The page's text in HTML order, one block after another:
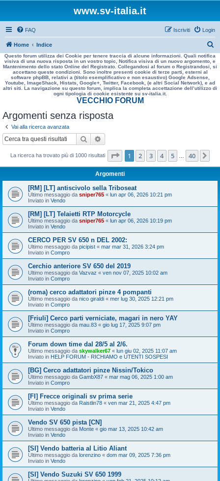
www.sv-italia.it
FAQ Login
Iscriviti
Home Indice
e
r
a
Questo forum utilizza dei Cookie per tenere traccia di alcune informazioni. Quali notifica
visiva di una nuova risposta in un vostro topic, Notifica visiva di un nuovo argomento, e
Mantenimento dello stato Online del Registrato. Collegandosi al forum o Registrandosi, si
accettano queste condizioni. Sono inoltre presenti cookie di terze parti, esterni al
software phpBB, relativi a (titolo esemplificativo e non esaustivo) Google Adsense,
Youtube, ImageShack, Histats, Google+, Twitter, Facebook, (e altri Social Network), e ad
altri siti. La navigazione su questo forum, implica la completa accettazione dell’utilizzo di
ogni tipologia di cookie esistente su sv-italia.it.
VECCHIO FORUM
Argomenti senza risposta
Vai alla ricerca avanzata
Cerca
La ricerca ha trovato più di 1000 risultati Pagina di 40
1 2 3 4 5 40
Argomenti
[RM] [LT] antiscivolo sella Triboseat
Ultimo messaggio da sniper765 « lun apr 06, 2026 10:21 pm
Inviato in Vendo
[RM] [LT] Telaietti RTP Motorcycle
Ultimo messaggio da sniper765 « lun apr 06, 2026 10:19 pm
Inviato in Vendo
CERCO PER SV 650 n DEL 2002:
Ultimo messaggio da picipist « mar mar 31, 2026 3:24 pm
Inviato in Compro
Cerchio anteriore SV 650 del 2019
Ultimo messaggio da Vazvaz « ven nov 07, 2025 10:02 am
Inviato in Compro
(roma) cerco adattatori pinze 4 pompanti
Ultimo messaggio da nico giraldi « mer lug 30, 2025 12:21 pm
Inviato in Compro
[Friuli] Cerco parti verniciate, magari in nero YAY
Ultimo messaggio da mau.83 « gio lug 17, 2025 9:07 pm
Inviato in Compro
Forum down time dal 28/5 al 2/6.
Ultimo messaggio da skywalker67 « lun giu 02, 2025 11:07 am
Inviato in HELP FORUM - RICHIAMO e UTENTI SOSPESI
[BG] Cerco adattatori pinze Nissin/Tokico
Ultimo messaggio da GambX87 « mar mag 06, 2025 1:00 am
Inviato in Compro
[FI] Frecce originali sv prima serie
Ultimo messaggio da Raistlin78 « ven mar 21, 2025 4:47 pm
Inviato in Vendo
Vendo SV 650 pista [CN]
Ultimo messaggio da Monte « gio mar 13, 2025 10:42 am
Inviato in Vendo
[SI] Vendo batteria al Litio Aliant
Ultimo messaggio da lorenzino « dom mar 09, 2025 7:36 pm
Inviato in Vendo
[SI] Vendo Suzuki SV 650 1999